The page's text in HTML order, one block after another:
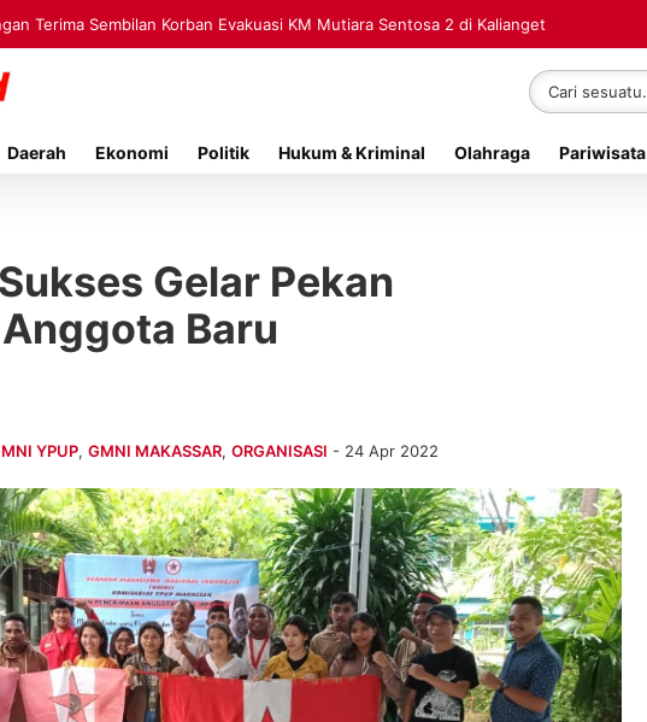
Terima Sembilan Korban Evakuasi KM Mutiara Sentosa 2 di Kalianget
Daerah Ekonomi Politik Hukum & Kriminal Olahraga Pariwisata
Gelar Pekan
Baru
YPUP, GMNI MAKASSAR, ORGANISASI - 24 Apr 2022